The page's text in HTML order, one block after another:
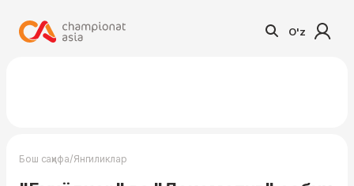
O'z
Бош саҳифа/Янгиликлар